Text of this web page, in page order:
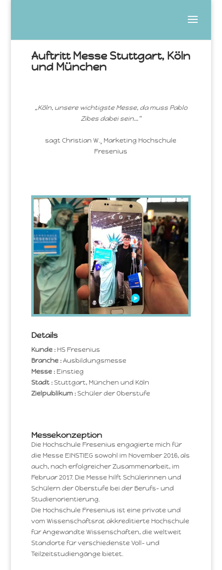
Auftritt Messe Stuttgart, Köln
und München
„Köln, unsere wichtigste Messe, da muss Pablo
Zibes dabei sein…“
sagt Christian W.¸ Marketing Hochschule
Fresenius
Details
Kunde :HS Fresenius
Branche :Ausbildungsmesse
Messe :Einstieg
Stadt :Stuttgart, München und Köln
Zielpublikum :Schüler der Oberstufe
Messekonzeption
Die Hochschule Fresenius engagierte mich für
die Messe EINSTIEG sowohl im November 2016, als
auch, nach erfolgreicher Zusammenarbeit, im
Februar 2017. Die Messe hilft Schülerinnen und
Schülern der Oberstufe bei der Berufs- und
Studienorientierung.
Die Hochschule Fresenius ist eine private und
vom Wissenschaftsrat akkreditierte Hochschule
für Angewandte Wissenschaften, die weltweit
Standorte für verschiedenste Voll- und
Teilzeitstudiengänge bietet.